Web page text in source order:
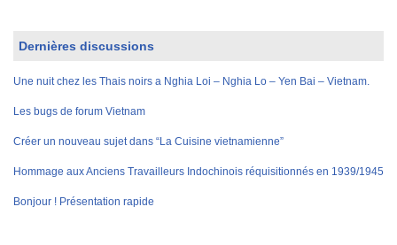
Dernières discussions
Une nuit chez les Thais noirs a Nghia Loi – Nghia Lo – Yen Bai – Vietnam.
Les bugs de forum Vietnam
Créer un nouveau sujet dans “La Cuisine vietnamienne”
Hommage aux Anciens Travailleurs Indochinois réquisitionnés en 1939/1945
Bonjour ! Présentation rapide